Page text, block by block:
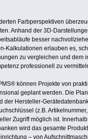
Farbperspektiven
Anhand der 3D-
besser
Kalkulationen erlauben es,
zu vergleichen und dem
professionell zu
können Projekte von
geplant werden. Die
der Hersteller-
(z.B.
Zugriff möglich ist.
wird das gesamte
– von